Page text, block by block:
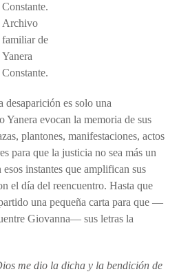
Constante.
Archivo
familiar de
Yanera
Constante.
desaparición es solo una
Yanera evocan la memoria de sus
plantones, manifestaciones, actos
para que la justicia no sea más un
instantes que amplifican sus
el día del reencuentro. Hasta que
una pequeña carta para que —
Giovanna— sus letras la
me dio la dicha y la bendición de